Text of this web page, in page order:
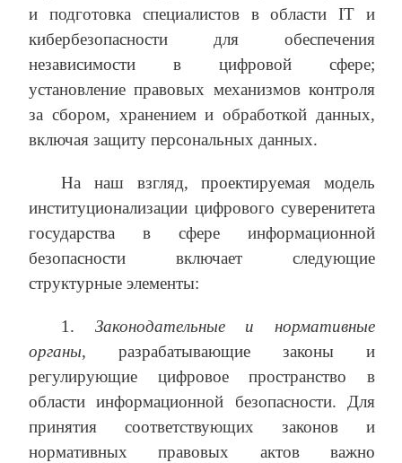
и подготовка специалистов в области IT и
кибербезопасности для обеспечения
независимости в цифровой сфере;
установление правовых механизмов контроля
за сбором, хранением и обработкой данных,
включая защиту персональных данных.
На наш взгляд, проектируемая модель
институционализации цифрового суверенитета
государства в сфере информационной
безопасности включает следующие
структурные элементы:
1. Законодательные и нормативные
органы, разрабатывающие законы и
регулирующие цифровое пространство в
области информационной безопасности. Для
принятия соответствующих законов и
нормативных правовых актов важно